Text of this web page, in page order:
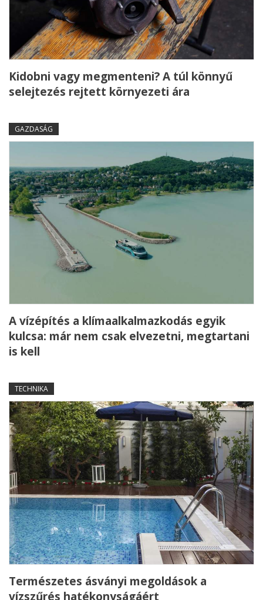
Kidobni vagy megmenteni? A túl könnyű
selejtezés rejtett környezeti ára
GAZDASÁG
A vízépítés a klímaalkalmazkodás egyik
kulcsa: már nem csak elvezetni, megtartani
is kell
TECHNIKA
Természetes ásványi megoldások a
vízszűrés hatékonyságáért